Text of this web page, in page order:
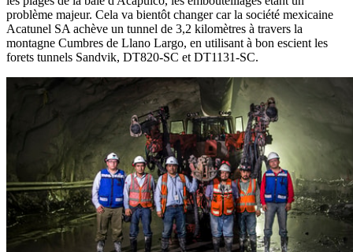
problème majeur. Cela va bientôt changer car la société mexicaine
Acatunel SA achève un tunnel de 3,2 kilomètres à travers la
montagne Cumbres de Llano Largo, en utilisant à bon escient les
forets tunnels Sandvik, DT820-SC et DT1131-SC.